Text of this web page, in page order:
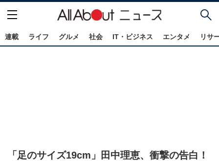
連載 ライフ グルメ 社会 IT・ビジネス エンタメ リサ
「足のサイズ19cm」田中理恵、衝撃の告白！